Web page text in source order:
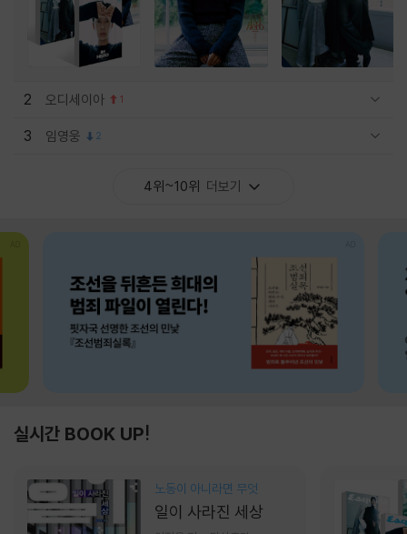
2 오디세이아 1
3 임영웅 2
4위~10위 더보기
실시간 BOOK UP!
노동이 아니라면 무엇
일이 사라진 세상